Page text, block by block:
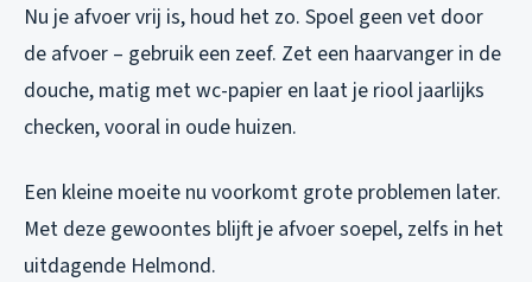
Nu je afvoer vrij is, houd het zo. Spoel geen vet door
de afvoer – gebruik een zeef. Zet een haarvanger in de
douche, matig met wc-papier en laat je riool jaarlijks
checken, vooral in oude huizen.
Een kleine moeite nu voorkomt grote problemen later.
Met deze gewoontes blijft je afvoer soepel, zelfs in het
uitdagende Helmond.